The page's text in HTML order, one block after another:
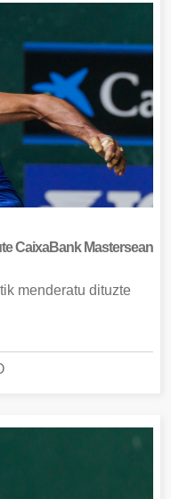
CaixaBank Mastersean
menderatu dituzte